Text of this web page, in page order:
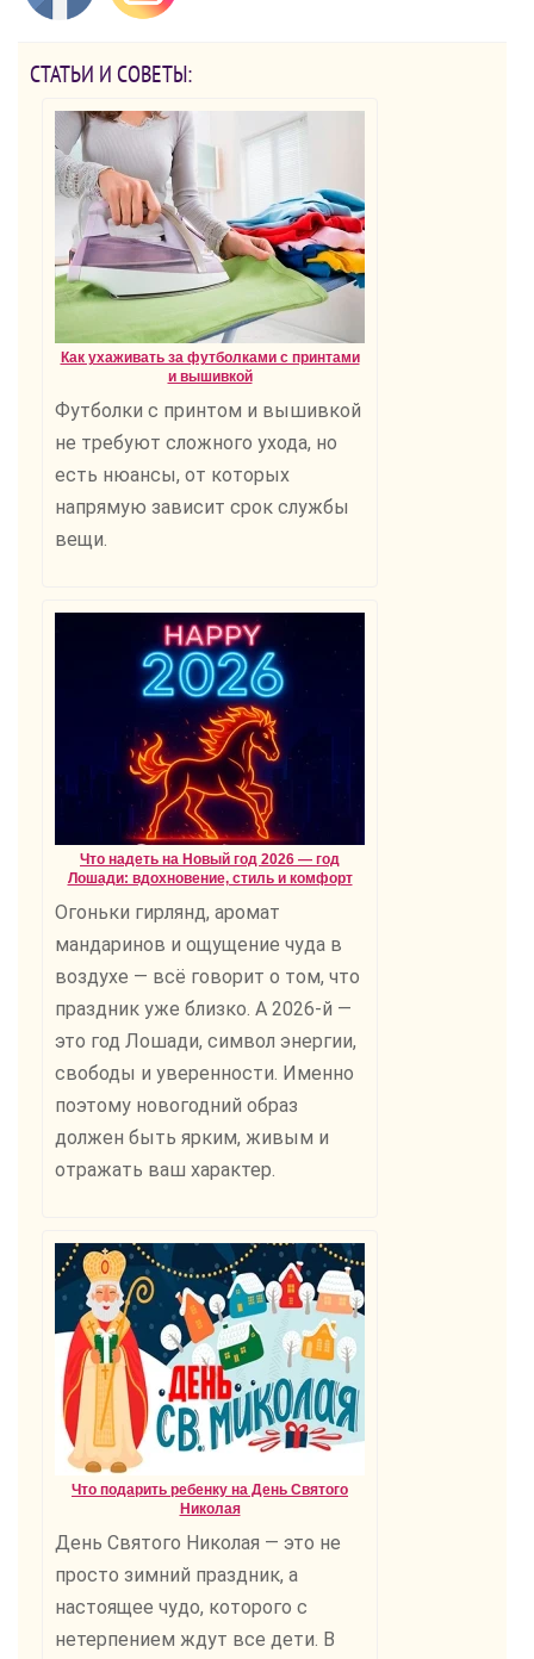
СТАТЬИ И СОВЕТЫ:
Как ухаживать за футболками с принтами
и вышивкой
Футболки с принтом и вышивкой
не требуют сложного ухода, но
есть нюансы, от которых
напрямую зависит срок службы
вещи.
Что надеть на Новый год 2026 — год
Лошади: вдохновение, стиль и комфорт
Огоньки гирлянд, аромат
мандаринов и ощущение чуда в
воздухе — всё говорит о том, что
праздник уже близко. А 2026-й —
это год Лошади, символ энергии,
свободы и уверенности. Именно
поэтому новогодний образ
должен быть ярким, живым и
отражать ваш характер.
Что подарить ребенку на День Святого
Николая
День Святого Николая — это не
просто зимний праздник, а
настоящее чудо, которого с
нетерпением ждут все дети. В